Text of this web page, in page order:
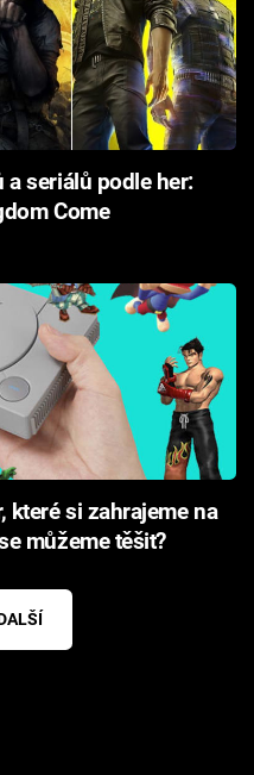
seriálů podle her:
Come
které si zahrajeme na
můžeme těšit?